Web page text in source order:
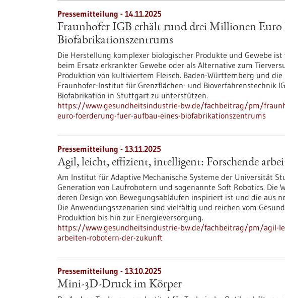
Pressemitteilung - 14.11.2025
Fraunhofer IGB erhält rund drei Millionen Euro
Biofabrikationszentrums
Die Herstellung komplexer biologischer Produkte und Gewebe
beim Ersatz erkrankter Gewebe oder als Alternative zum
Produktion von kultiviertem Fleisch. Baden-Württemberg und
Fraunhofer-Institut für Grenzflächen- und Bioverfahrenstechnik
Biofabrikation in Stuttgart zu unterstützen.
https://www.gesundheitsindustrie-bw.de/fachbeitrag/pm/
euro-foerderung-fuer-aufbau-eines-biofabrikationszentrums
Pressemitteilung - 13.11.2025
Agil, leicht, effizient, intelligent: Forschende
Am Institut für Adaptive Mechanische Systeme der Universität
Generation von Laufrobotern und sogenannte Soft Robotics. Die
deren Design von Bewegungsabläufen inspiriert ist und die aus
Die Anwendungsszenarien sind vielfältig und reichen vom
Produktion bis hin zur Energieversorgung.
https://www.gesundheitsindustrie-bw.de/fachbeitrag/pm/agil-
arbeiten-robotern-der-zukunft
Pressemitteilung - 13.10.2025
Mini-3D-Druck im Körper